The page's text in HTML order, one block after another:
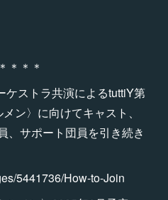
＊＊＊
ケストラ共演によるtuttiY第
ン〉に向けてキャスト、
、サポート団員を引き続き
5441736/How-to-Join